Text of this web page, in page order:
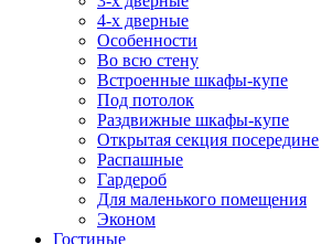
4-х дверные
Особенности
Во всю стену
Встроенные шкафы-купе
Под потолок
Раздвижные шкафы-купе
Открытая секция посередине
Распашные
Гардероб
Для маленького помещения
Эконом
Гостиные